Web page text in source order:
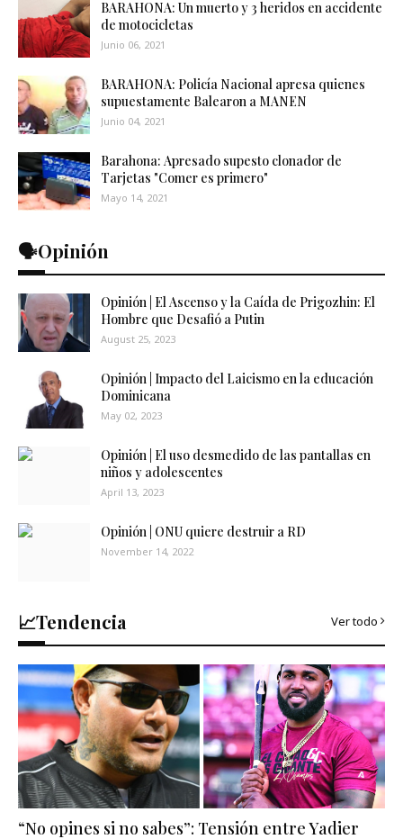
BARAHONA: Un muerto y 3 heridos en accidente
de motocicletas
Junio 06, 2021
BARAHONA: Policía Nacional apresa quienes
supuestamente Balearon a MANEN
Junio 04, 2021
Barahona: Apresado supesto clonador de
Tarjetas "Comer es primero"
Mayo 14, 2021
🗣️Opinión
Opinión | El Ascenso y la Caída de Prigozhin: El
Hombre que Desafió a Putin
August 25, 2023
Opinión | Impacto del Laicismo en la educación
Dominicana
May 02, 2023
Opinión | El uso desmedido de las pantallas en
niños y adolescentes
April 13, 2023
Opinión | ONU quiere destruir a RD
November 14, 2022
📈Tendencia Ver todo
“No opines si no sabes”: Tensión entre Yadier